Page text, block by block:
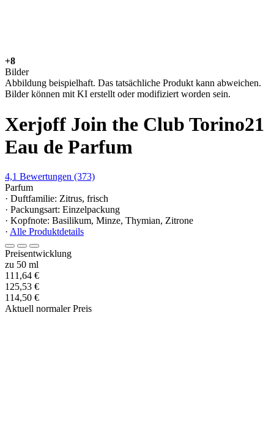
+8
Bilder
Abbildung beispielhaft. Das tatsächliche Produkt kann abweichen.
Bilder können mit KI erstellt oder modifiziert worden sein.
Xerjoff Join the Club Torino21
Eau de Parfum
4,1 Bewertungen (373)
Parfum
· Duftfamilie: Zitrus, frisch
· Packungsart: Einzelpackung
· Kopfnote: Basilikum, Minze, Thymian, Zitrone
· Alle Produktdetails
Preisentwicklung
zu 50 ml
111,64 €
125,53 €
114,50 €
Aktuell normaler Preis